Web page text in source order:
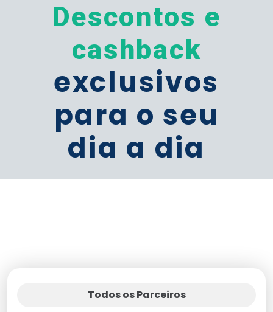
Descontos e
cashback
exclusivos
para o seu
dia a dia
Todos os Parceiros